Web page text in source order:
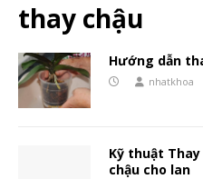
thay chậu
Hướng dẫn
nhatkhoa
Kỹ thuật
chậu cho lan